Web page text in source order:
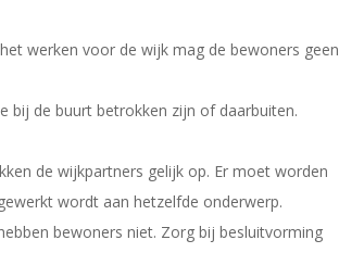
werken voor de wijk mag de bewoners geen
bij de buurt betrokken zijn of daarbuiten.
de wijkpartners gelijk op. Er moet worden
wordt aan hetzelfde onderwerp.
bewoners niet. Zorg bij besluitvorming